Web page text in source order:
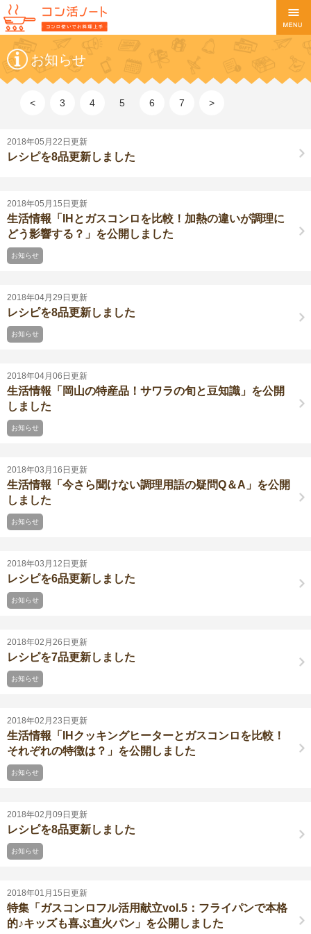
お知らせ
< 3 4 5 6 7 >
2018年05月22日更新
レシピを8品更新しました
2018年05月15日更新
生活情報「IHとガスコンロを比較！加熱の違いが調理に
どう影響する？」を公開しました
お知らせ
2018年04月29日更新
レシピを8品更新しました
お知らせ
2018年04月06日更新
生活情報「岡山の特産品！サワラの旬と豆知識」を公開
しました
お知らせ
2018年03月16日更新
生活情報「今さら聞けない調理用語の疑問Q＆A」を公開
しました
お知らせ
2018年03月12日更新
レシピを6品更新しました
お知らせ
2018年02月26日更新
レシピを7品更新しました
お知らせ
2018年02月23日更新
生活情報「IHクッキングヒーターとガスコンロを比較！
それぞれの特徴は？」を公開しました
お知らせ
2018年02月09日更新
レシピを8品更新しました
お知らせ
2018年01月15日更新
特集「ガスコンロフル活用献立vol.5：フライパンで本格
的♪キッズも喜ぶ直火パン」を公開しました